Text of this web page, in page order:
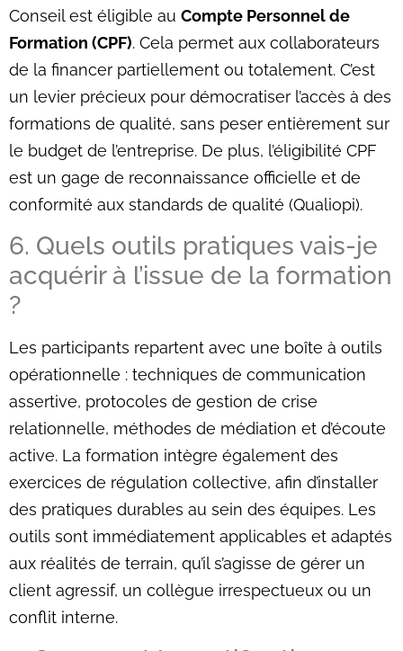
Conseil est éligible au Compte Personnel de
Formation (CPF). Cela permet aux collaborateurs
de la financer partiellement ou totalement. C’est
un levier précieux pour démocratiser l’accès à des
formations de qualité, sans peser entièrement sur
le budget de l’entreprise. De plus, l’éligibilité CPF
est un gage de reconnaissance officielle et de
conformité aux standards de qualité (Qualiopi).
6. Quels outils pratiques vais-je
acquérir à l’issue de la formation
?
Les participants repartent avec une boîte à outils
opérationnelle : techniques de communication
assertive, protocoles de gestion de crise
relationnelle, méthodes de médiation et d’écoute
active. La formation intègre également des
exercices de régulation collective, afin d’installer
des pratiques durables au sein des équipes. Les
outils sont immédiatement applicables et adaptés
aux réalités de terrain, qu’il s’agisse de gérer un
client agressif, un collègue irrespectueux ou un
conflit interne.